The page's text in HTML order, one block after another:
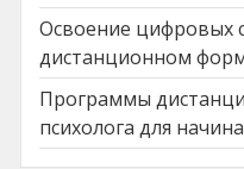
Освоение цифровых
дистанционном
Программы
психолога для